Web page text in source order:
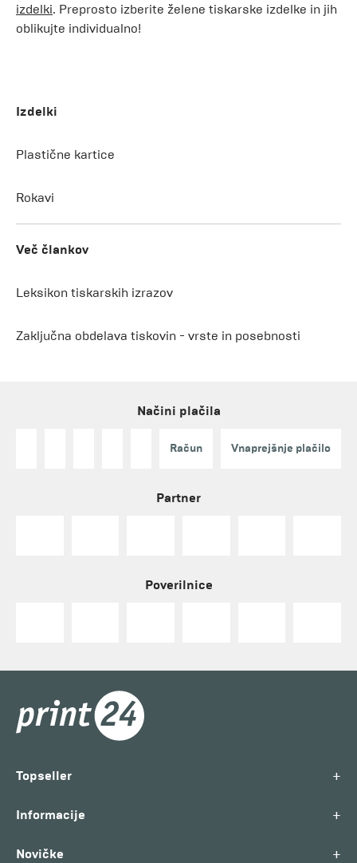
izdelki. Preprosto izberite želene tiskarske izdelke in jih
oblikujte individualno!
Izdelki
Plastične kartice
Rokavi
Več člankov
Leksikon tiskarskih izrazov
Zaključna obdelava tiskovin - vrste in posebnosti
Načini plačila
Račun Vnaprejšnje plačilo
Partner
Poverilnice
Topseller +
Informacije +
Novičke +